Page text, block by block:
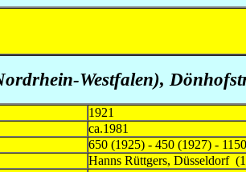
Westfalen),
1921
ca.1981
650 (1925) - 450 (1927) -
Hanns Rüttgers, Düsseldorf